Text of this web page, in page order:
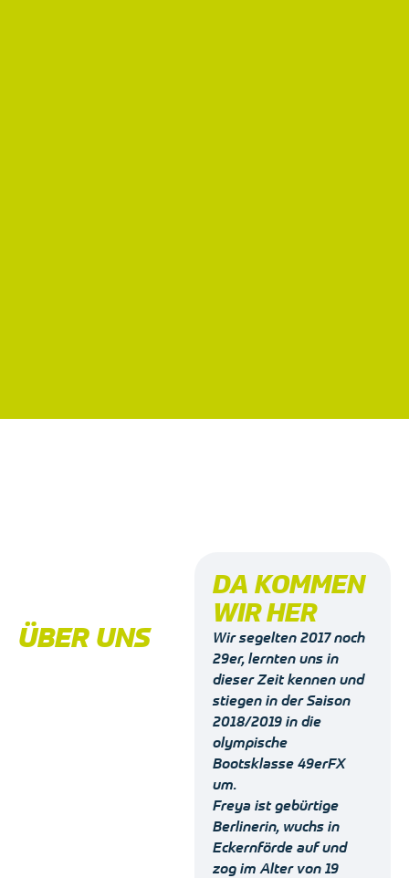
ÜBER UNS
DA KOMMEN
WIR HER
Wir segelten 2017 noch
29er, lernten uns in
dieser Zeit kennen und
stiegen in der Saison
2018/2019 in die
olympische
Bootsklasse 49erFX
um.
Freya ist gebürtige
Berlinerin, wuchs in
Eckernförde auf und
zog im Alter von 19